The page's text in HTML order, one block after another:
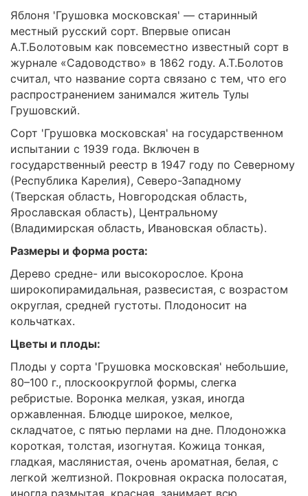
Яблоня 'Грушовка московская' — старинный
местный русский сорт. Впервые описан
А.Т.Болотовым как повсеместно известный сорт в
журнале «Садоводство» в 1862 году. А.Т.Болотов
считал, что название сорта связано с тем, что его
распространением занимался житель Тулы
Грушовский.
Сорт 'Грушовка московская' на государственном
испытании с 1939 года. Включен в
государственный реестр в 1947 году по Северному
(Республика Карелия), Северо-Западному
(Тверская область, Новгородская область,
Ярославская область), Центральному
(Владимирская область, Ивановская область).
Размеры и форма роста:
Дерево средне- или высокорослое. Крона
широкопирамидальная, развесистая, с возрастом
округлая, средней густоты. Плодоносит на
кольчатках.
Цветы и плоды:
Плоды у сорта 'Грушовка московская' небольшие,
80–100 г., плоскоокруглой формы, слегка
ребристые. Воронка мелкая, узкая, иногда
оржавленная. Блюдце широкое, мелкое,
складчатое, с пятью перлами на дне. Плодоножка
короткая, толстая, изогнутая. Кожица тонкая,
гладкая, маслянистая, очень ароматная, белая, с
легкой желтизной. Покровная окраска полосатая,
иногда размытая, красная, занимает всю